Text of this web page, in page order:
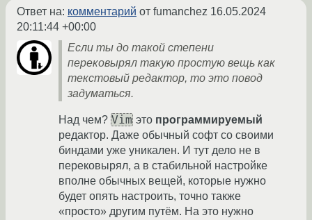
Ответ на: комментарий от fumanchez 16.05.2024
20:11:44 +00:00
Если ты до такой степени
перековырял такую простую вещь как
текстовый редактор, то это повод
задуматься.
Над чем? Vim это программируемый
редактор. Даже обычный софт со своими
биндами уже уникален. И тут дело не в
перековырял, а в стабильной настройке
вполне обычных вещей, которые нужно
будет опять настроить, точно также
«просто» другим путём. На это нужно